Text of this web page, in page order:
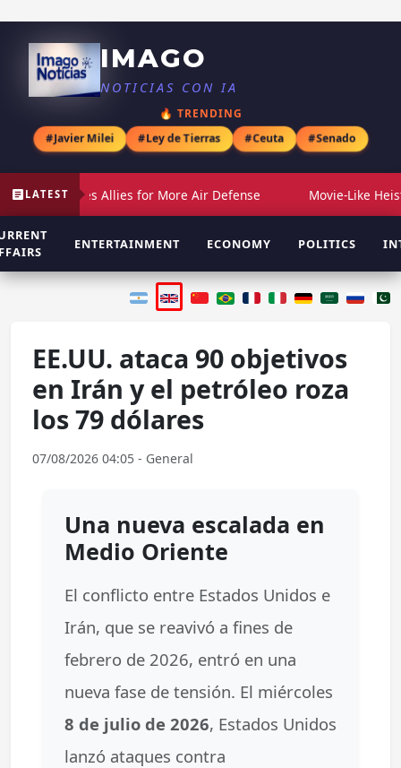
IMAGO
NOTICIAS CON IA
🔥 TRENDING
#Javier Milei #Ley de Tierras #Ceuta #Senado
LATEST
Urges Allies for More Air Defense Movie-Like Heist:
ENTERTAINMENT ECONOMY POLITICS
EE.UU. ataca 90 objetivos
en Irán y el petróleo roza
los 79 dólares
07/08/2026 04:05 - General
Una nueva escalada en
Medio Oriente
El conflicto entre Estados Unidos e
Irán, que se reavivó a fines de
febrero de 2026, entró en una
nueva fase de tensión. El miércoles
8 de julio de 2026, Estados Unidos
lanzó ataques contra